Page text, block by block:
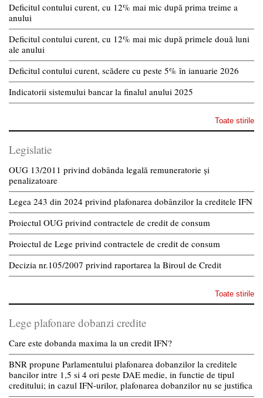
Deficitul contului curent, cu 12% mai mic după prima treime a
anului
Deficitul contului curent, cu 12% mai mic după primele două luni
ale anului
Deficitul contului curent, scădere cu peste 5% în ianuarie 2026
Indicatorii sistemului bancar la finalul anului 2025
Toate stirile
Legislatie
OUG 13/2011 privind dobânda legală remuneratorie și
penalizatoare
Legea 243 din 2024 privind plafonarea dobânzilor la creditele IFN
Proiectul OUG privind contractele de credit de consum
Proiectul de Lege privind contractele de credit de consum
Decizia nr.105/2007 privind raportarea la Biroul de Credit
Toate stirile
Lege plafonare dobanzi credite
Care este dobanda maxima la un credit IFN?
BNR propune Parlamentului plafonarea dobanzilor la creditele
bancilor intre 1,5 si 4 ori peste DAE medie, in functie de tipul
creditului; in cazul IFN-urilor, plafonarea dobanzilor nu se justifica